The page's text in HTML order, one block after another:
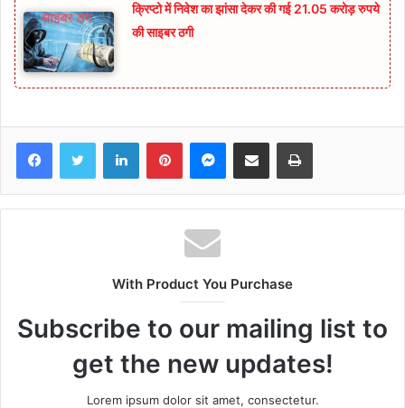
क्रिप्टो में निवेश का झांसा देकर की गई 21.05 करोड़ रुपये
की साइबर ठगी
FacebookTwitter LinkedInPinterestMessenger
Share via Email Print
With Product You Purchase
Subscribe to our mailing list to
get the new updates!
Lorem ipsum dolor sit amet, consectetur.